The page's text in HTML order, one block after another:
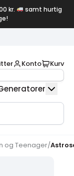
kr.
samt hurtig
Konto Kurv
og Teenager/